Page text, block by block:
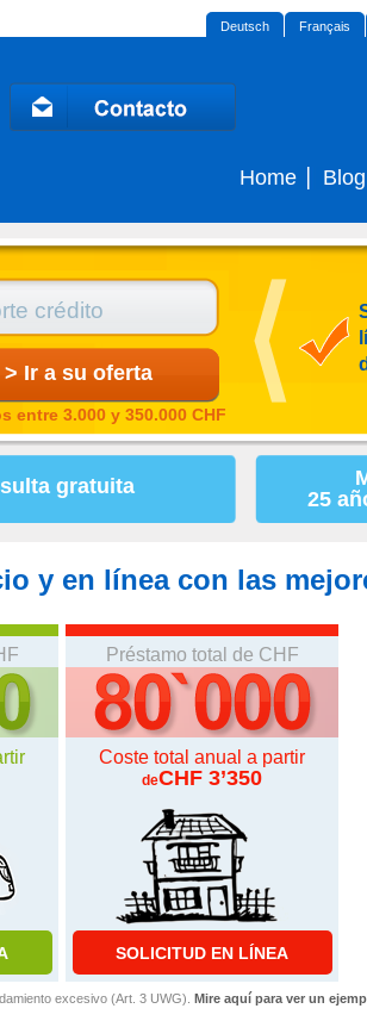
Deutsch Français
Home Blog
entre 3.000 y 350.000 CHF
gratuita
25
y en línea con las
Préstamo total de CHF
Coste total anual a partir
deCHF 3’350
excesivo (Art. 3 UWG). Mire aquí para ver un